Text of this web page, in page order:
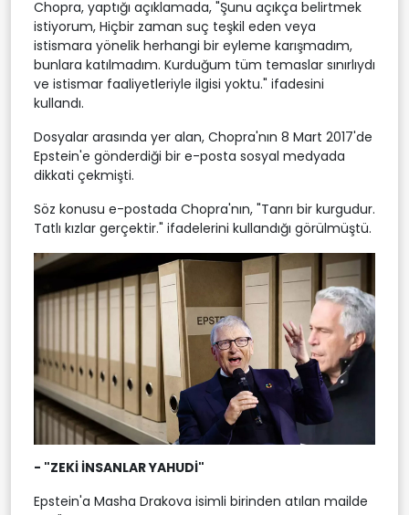
Chopra, yaptığı açıklamada, "Şunu açıkça belirtmek
istiyorum, Hiçbir zaman suç teşkil eden veya
istismara yönelik herhangi bir eyleme karışmadım,
bunlara katılmadım. Kurduğum tüm temaslar sınırlıydı
ve istismar faaliyetleriyle ilgisi yoktu." ifadesini
kullandı.
Dosyalar arasında yer alan, Chopra'nın 8 Mart 2017'de
Epstein'e gönderdiği bir e-posta sosyal medyada
dikkati çekmişti.
Söz konusu e-postada Chopra'nın, "Tanrı bir kurgudur.
Tatlı kızlar gerçektir." ifadelerini kullandığı görülmüştü.
- "ZEKİ İNSANLAR YAHUDİ"
Epstein'a Masha Drakova isimli birinden atılan mailde